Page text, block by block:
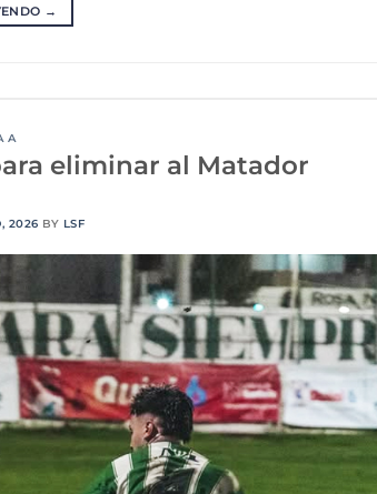
→
A
eliminar al Matador
2026 BY LSF